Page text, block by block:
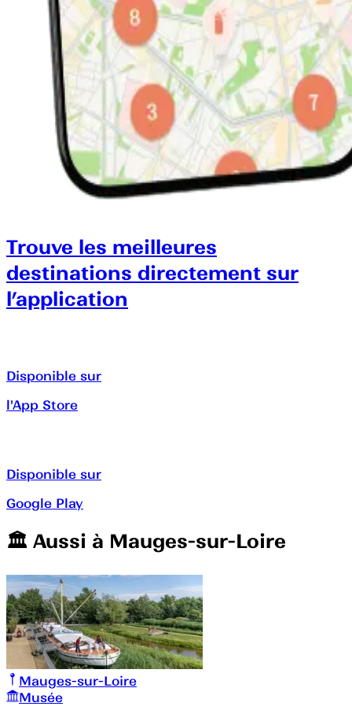
Trouve les meilleures
destinations directement sur
l’application
Disponible sur
l'App Store
Disponible sur
Google Play
🏛️️ Aussi à Mauges-sur-Loire
Mauges-sur-Loire
Musée